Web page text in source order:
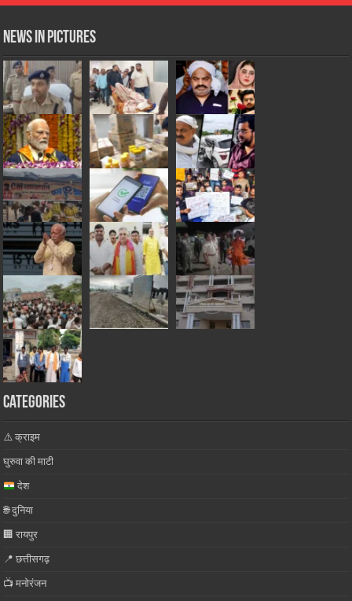
News in Pictures
Categories
⚠️ क्राइम
घुरुवा की माटी
देश
🌐 दुनिया
🏢 रायपुर
📍 छत्तीसगढ़
📺 मनोरंजन